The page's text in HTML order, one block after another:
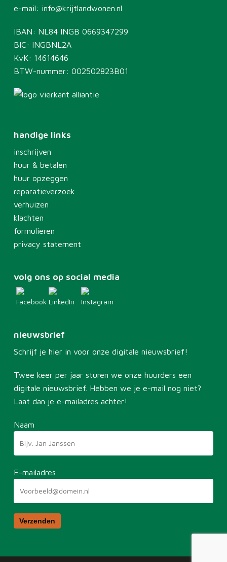
e-mail: info@krijtlandwonen.nl
IBAN: NL84 INGB 0669347299
BIC: INGBNL2A
KvK: 14614646
BTW-nummer: 002502823B01
handige links
inschrijven
huur & betalen
huur opzeggen
reparatieverzoek
verhuizen
klachten
formulieren
privacy statement
volg ons op social media
nieuwsbrief
Schrijf je hier in voor onze digitale nieuwsbrief!
Twee keer per jaar sturen we onze huurders een
digitale nieuwsbrief. Hebben we je e-mail nog niet?
Laat dan je e-mailadres achter!
Naam
E-mailadres